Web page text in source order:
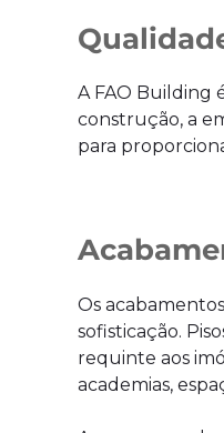
A FAO Building
construção, a
para
Os
sofisticação.
requinte aos
academias,